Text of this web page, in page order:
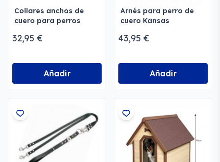
Collares anchos de
cuero para perros
32,95 €
Añadir
Arnés para perro de
cuero Kansas
43,95 €
Añadir